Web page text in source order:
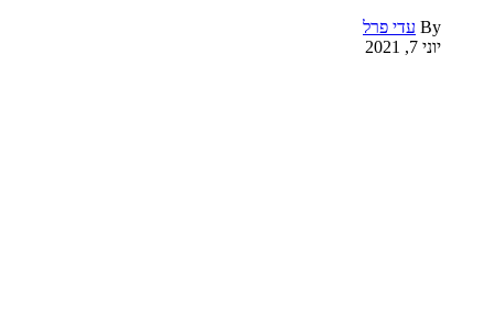
By עדי פרל
יוני 7, 2021